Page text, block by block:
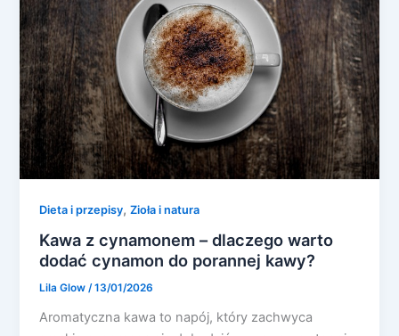
Dieta i przepisy,Zioła i natura
Kawa z cynamonem – dlaczego warto
dodać cynamon do porannej kawy?
Lila Glow/13/01/2026
Aromatyczna kawa to napój, który zachwyca